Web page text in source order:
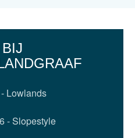
Lowlands
- Slopestyle